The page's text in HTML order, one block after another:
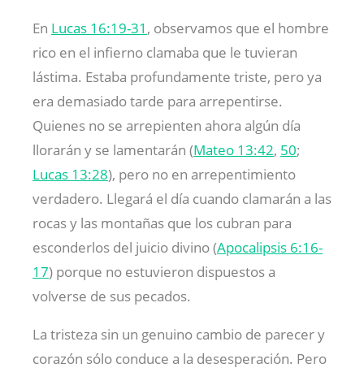
En Lucas 16:19-31 , observamos que el hombre
rico en el infierno clamaba que le tuvieran
lástima. Estaba profundamente triste, pero ya
era demasiado tarde para arrepentirse.
Quienes no se arrepienten ahora algún día
llorarán y se lamentarán (Mateo 13:42, 50;
Lucas 13:28), pero no en arrepentimiento
verdadero. Llegará el día cuando clamarán a las
rocas y las montañas que los cubran para
esconderlos del juicio divino (Apocalipsis 6:16-
17) porque no estuvieron dispuestos a
volverse de sus pecados.
La tristeza sin un genuino cambio de parecer y
corazón sólo conduce a la desesperación. Pero